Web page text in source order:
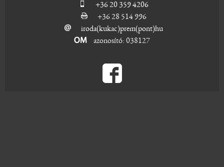
+36 20 359 4206
+36 28 514 996
iroda(kukac)prem(pont)hu
azonosító: 038127